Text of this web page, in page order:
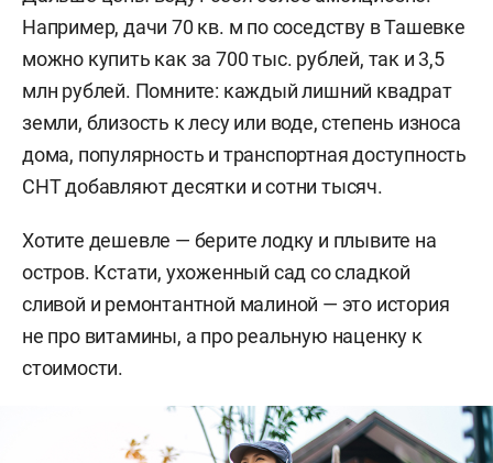
Например, дачи 70 кв. м по соседству в Ташевке
можно купить как за 700 тыс. рублей, так и 3,5
млн рублей. Помните: каждый лишний квадрат
земли, близость к лесу или воде, степень износа
дома, популярность и транспортная доступность
СНТ добавляют десятки и сотни тысяч.
Хотите дешевле — берите лодку и плывите на
остров. Кстати, ухоженный сад со сладкой
сливой и ремонтантной малиной — это история
не про витамины, а про реальную наценку к
стоимости.